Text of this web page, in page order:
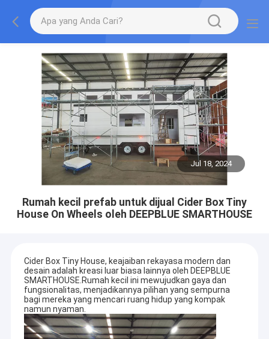
Jul 18, 2024
Rumah kecil prefab untuk dijual Cider Box Tiny
House On Wheels oleh DEEPBLUE SMARTHOUSE
Cider Box Tiny House, keajaiban rekayasa modern dan
desain adalah kreasi luar biasa lainnya oleh DEEPBLUE
SMARTHOUSE.Rumah kecil ini mewujudkan gaya dan
fungsionalitas, menjadikannya pilihan yang sempurna
bagi mereka yang mencari ruang hidup yang kompak
namun nyaman.